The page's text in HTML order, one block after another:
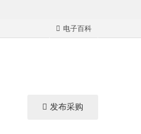
电子百科
发布采购